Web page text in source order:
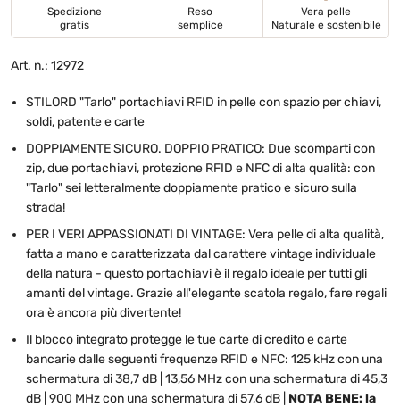
Spedizione
gratis
Reso
semplice
Vera pelle
Naturale e sostenibile
Art. n.: 12972
STILORD "Tarlo" portachiavi RFID in pelle con spazio per chiavi,
soldi, patente e carte
DOPPIAMENTE SICURO. DOPPIO PRATICO: Due scomparti con
zip, due portachiavi, protezione RFID e NFC di alta qualità: con
"Tarlo" sei letteralmente doppiamente pratico e sicuro sulla
strada!
PER I VERI APPASSIONATI DI VINTAGE: Vera pelle di alta qualità,
fatta a mano e caratterizzata dal carattere vintage individuale
della natura - questo portachiavi è il regalo ideale per tutti gli
amanti del vintage. Grazie all'elegante scatola regalo, fare regali
ora è ancora più divertente!
Il blocco integrato protegge le tue carte di credito e carte
bancarie dalle seguenti frequenze RFID e NFC: 125 kHz con una
schermatura di 38,7 dB | 13,56 MHz con una schermatura di 45,3
dB | 900 MHz con una schermatura di 57,6 dB | NOTA BENE: la